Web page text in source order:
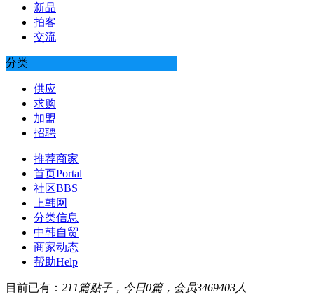
新品
拍客
交流
分类
供应
求购
加盟
招聘
推荐商家
首页Portal
社区BBS
上韩网
分类信息
中韩自贸
商家动态
帮助Help
目前已有： 211篇贴子，今日0篇，会员3469403人